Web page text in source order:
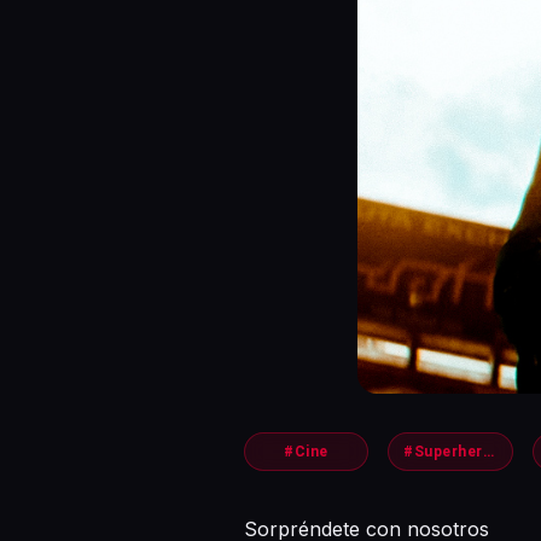
#Cine #Superheroes
Sorpréndete con nosotros